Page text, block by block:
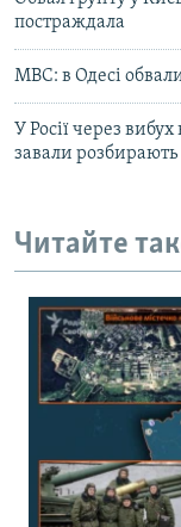
постраждала
МВС: в Одесі
У Росії через
завали розбирають
Читайте